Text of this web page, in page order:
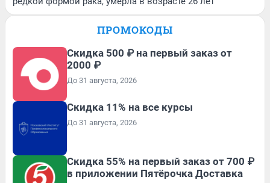
ПРОМОКОДЫ
Скидка 500 ₽ на первый заказ от
2000 ₽
До 31 августа, 2026
Скидка 11% на все курсы
До 31 августа, 2026
Скидка 55% на первый заказ от 700 ₽
в приложении Пятёрочка Доставка